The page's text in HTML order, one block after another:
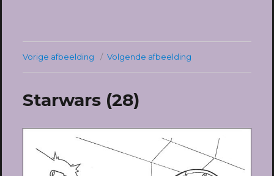
Vorige afbeelding Volgende afbeelding
Starwars (28)